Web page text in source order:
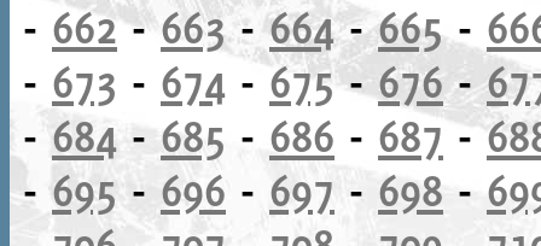
- 662-663-664-665-
- 673 - 674 -675- 676-
- 684-685 - 686 - 687-
-695- 696 - 697 - 698 -